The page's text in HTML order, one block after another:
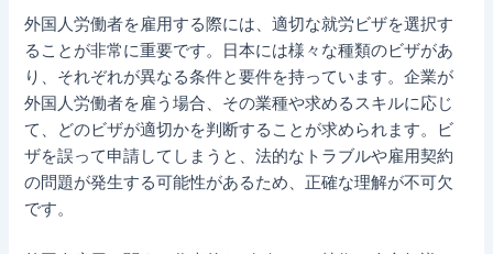
外国人労働者を雇用する際には、適切な就労ビザを選択す
ることが非常に重要です。日本には様々な種類のビザがあ
り、それぞれが異なる条件と要件を持っています。企業が
外国人労働者を雇う場合、その業種や求めるスキルに応じ
て、どのビザが適切かを判断することが求められます。ビ
ザを誤って申請してしまうと、法的なトラブルや雇用契約
の問題が発生する可能性があるため、正確な理解が不可欠
です。